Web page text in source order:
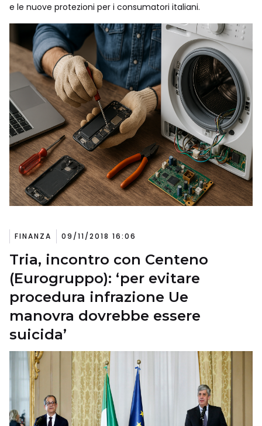
e le nuove protezioni per i consumatori italiani.
FINANZA 09/11/2018 16:06
Tria, incontro con Centeno
(Eurogruppo): ‘per evitare
procedura infrazione Ue
manovra dovrebbe essere
suicida’